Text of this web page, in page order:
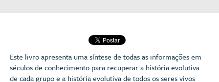
Este livro apresenta uma síntese de todas as informações em
séculos de conhecimento para recuperar a história evolutiva
de cada grupo e a história evolutiva de todos os seres vivos